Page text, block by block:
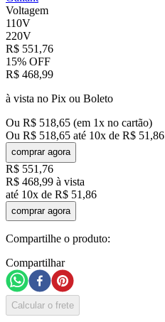
Voltagem
110V
220V
R$ 551 ,76
15% OFF
R$ 468,99
à vista no Pix ou Boleto
Ou R$ 518,65 (em 1x no cartão)
Ou R$ 518,65 até 10x de R$ 51 ,86
comprar agora
R$ 551 ,76
R$ 468,99 à vista
até 10x de R$ 51 ,86
comprar agora
Compartilhe o produto:
Compartilhar
Calcular o frete